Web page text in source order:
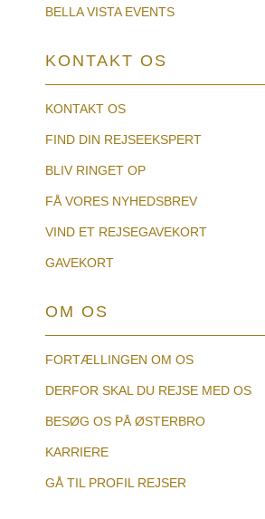
BELLA VISTA EVENTS
KONTAKT OS
KONTAKT OS
FIND DIN REJSEEKSPERT
BLIV RINGET OP
FÅ VORES NYHEDSBREV
VIND ET REJSEGAVEKORT
GAVEKORT
OM OS
FORTÆLLINGEN OM OS
DERFOR SKAL DU REJSE MED OS
BESØG OS PÅ ØSTERBRO
KARRIERE
GÅ TIL PROFIL REJSER